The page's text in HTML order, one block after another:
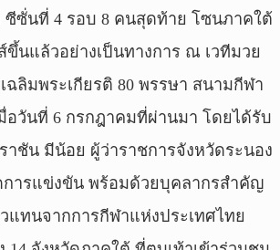
ซีซั่นที่ 4 รอบ 8 คนสุดท้าย โซนภาคใต้
ขึ้นแล้วอย่างเป็นทางการ ณ เวทีมวย
ฉลิมพระเกียรติ 80 พรรษา สนามกีฬา
อวันที่ 6 กรกฎาคมที่ผ่านมา โดยได้รับ
าชัน มีน้อย ผู้ว่าราชการจังหวัดระนอง
การแข่งขัน พร้อมด้วยบุคลากรสำคัญ
แทนจากการกีฬาแห่งประเทศไทย